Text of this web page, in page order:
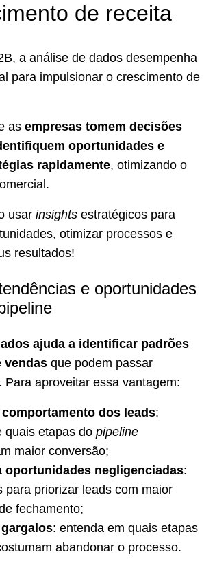
de receita
a análise de dados desempenha
para impulsionar o crescimento de
as empresas tomem decisões
oportunidades e
rapidamente, otimizando o
usar insights estratégicos para
otimizar processos e
resultados!
e oportunidades
ajuda a identificar padrões
vendas que podem passar
Para aproveitar essa vantagem:
comportamento dos leads:
quais etapas do pipeline
maior conversão;
oportunidades negligenciadas:
para priorizar leads com maior
fechamento;
: entenda em quais etapas
abandonar o processo.